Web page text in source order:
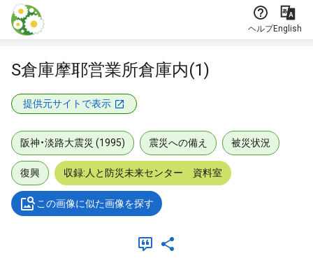
本文に飛ぶ
ヘルプEnglish
S倉庫摩耶営業所倉庫内(1)
提供元サイトで表示
阪神・淡路大震災 (1995) 震災への備え 被災状況
復興 収録:人と防災未来センター 資料室
この画像に似た画像を探す